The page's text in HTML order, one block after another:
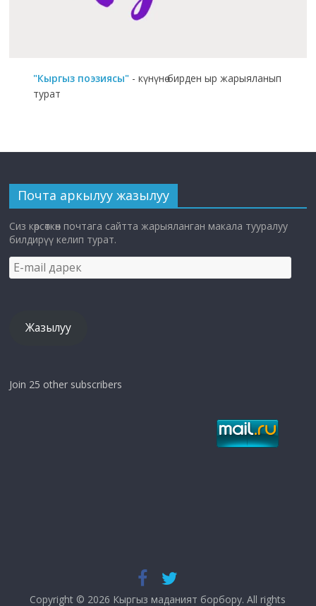
"Кыргыз поэзиясы" - күнүнө бирден ыр жарыяланып
турат
Почта аркылуу жазылуу
Сиз көрсөткөн почтага сайтта жарыяланган макала тууралуу
билдирүү келип турат.
E-
mail
Жазылуу
Join 25 other subscribers
Copyright © 2026 Кыргыз маданият борбору. All rights